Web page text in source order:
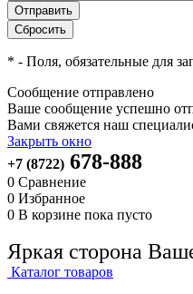
* - Поля, обязательные для
Сообщение отправлено
Ваше сообщение успешно
Вами свяжется наш
Закрыть окно
+7 (8722) 678-888
0 Сравнение
0 Избранное
0 В корзине пока пусто
Яркая сторона
Каталог товаров